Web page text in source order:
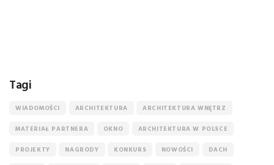
Tagi
WIADOMOŚCI ARCHITEKTURA ARCHITEKTURA WNĘTRZ
MATERIAŁ PARTNERA OKNO ARCHITEKTURA W POLSCE
PROJEKTY NAGRODY KONKURS NOWOŚCI DACH